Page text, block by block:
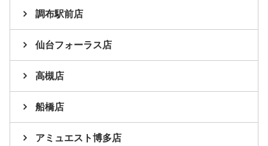
調布駅前店
仙台フォーラス店
高槻店
船橋店
アミュエスト博多店